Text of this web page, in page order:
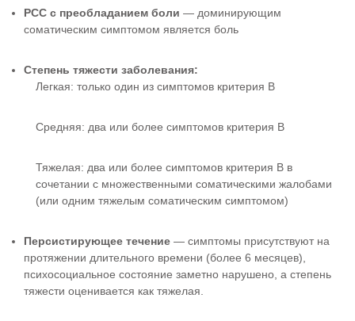
РСС с преобладанием боли — доминирующим
соматическим симптомом является боль
Степень тяжести заболевания:
Легкая: только один из симптомов критерия B
Средняя: два или более симптомов критерия B
Тяжелая: два или более симптомов критерия B в
сочетании с множественными соматическими жалобами
(или одним тяжелым соматическим симптомом)
Персистирующее течение — симптомы присутствуют на
протяжении длительного времени (более 6 месяцев),
психосоциальное состояние заметно нарушено, а степень
тяжести оценивается как тяжелая.